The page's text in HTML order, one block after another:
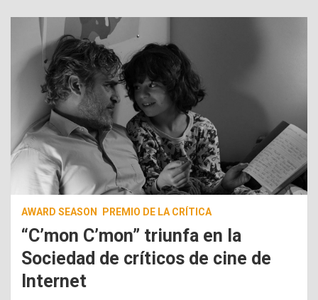
AWARD SEASON PREMIO DE LA CRÍTICA
“C’mon C’mon” triunfa en la
Sociedad de críticos de cine de
Internet